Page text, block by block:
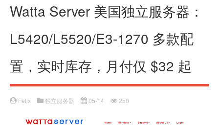
Watta Server 美国独立服务器：
L5420/L5520/E3-1270 多款配
置，实时库存，月付仅 $32 起
Felix 独立服务器 05-14 250